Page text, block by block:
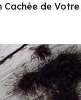
Cachée de